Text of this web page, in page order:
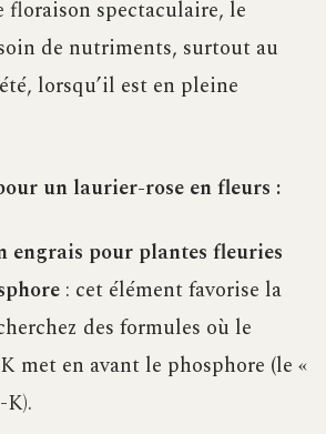
spectaculaire, le
de nutriments, surtout au
lorsqu’il est en pleine
un laurier-rose en fleurs :
engrais pour plantes fleuries
: cet élément favorise la
des formules où le
met en avant le phosphore (le «